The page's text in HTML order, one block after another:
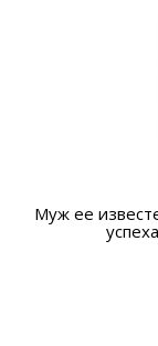
Муж ее